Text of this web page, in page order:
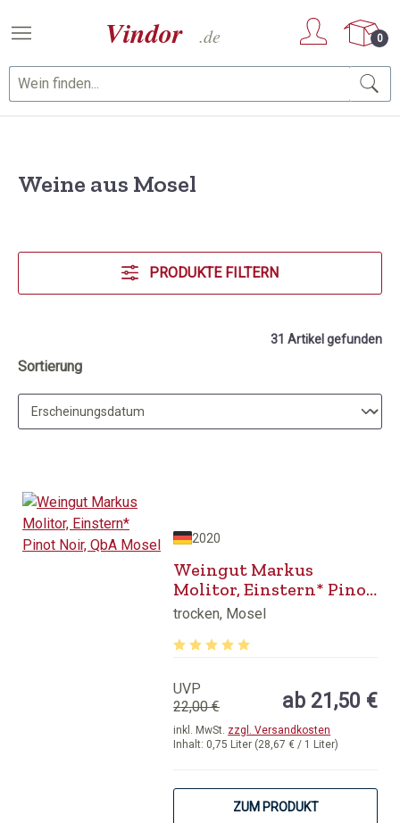
Zum Hauptinhalt springen
0
Weine aus Mosel
PRODUKTE FILTERN
31 Artikel gefunden
Sortierung
2020
Weingut Markus
Molitor, Einstern* Pinot
Noir, QbA Mosel
trocken, Mosel
Inhalt: 0,75 Liter (28,67 € / 1 Liter)
inkl. MwSt. zzgl. Versandkosten
UVP
22,00 €
ab 21,50 €
ZUM PRODUKT